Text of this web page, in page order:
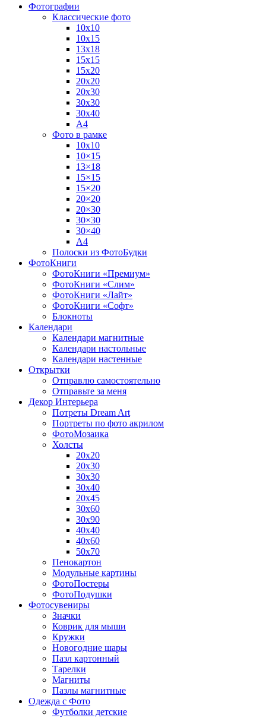
Фотографии
Классические фото
10х10
10х15
13х18
15х15
15х20
20х20
20х30
30х30
30х40
А4
Фото в рамке
10х10
10×15
13×18
15×15
15×20
20×20
20×30
30×30
30×40
A4
Полоски из ФотоБудки
ФотоКниги
ФотоКниги «Премиум»
ФотоКниги «Слим»
ФотоКниги «Лайт»
ФотоКниги «Софт»
Блокноты
Календари
Календари магнитные
Календари настольные
Календари настенные
Открытки
Отправлю самостоятельно
Отправьте за меня
Декор Интерьера
Потреты Dream Art
Портреты по фото акрилом
ФотоМозаика
Холсты
20х20
20х30
30х30
30х40
20х45
30х60
30х90
40х40
40х60
50х70
Пенокартон
Модульные картины
ФотоПостеры
ФотоПодушки
Фотоcувениры
Значки
Коврик для мыши
Кружки
Новогодние шары
Пазл картонный
Тарелки
Магниты
Пазлы магнитные
Одежда с Фото
Футболки детские